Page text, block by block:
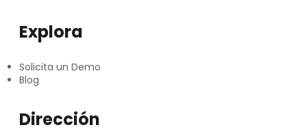
Explora
Solicita un Demo
Blog
Dirección